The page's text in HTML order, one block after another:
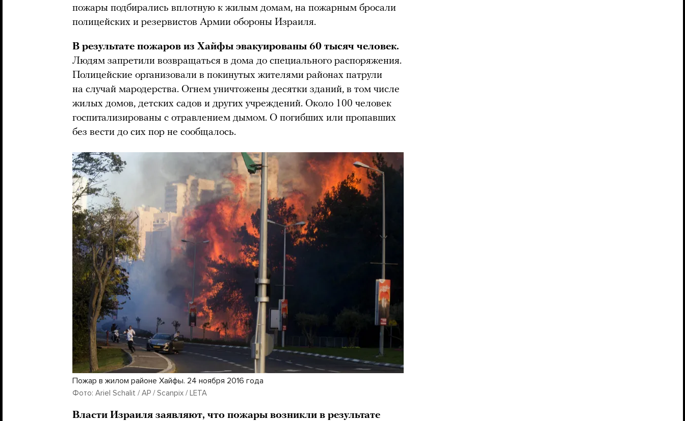
пожары подбирались вплотную к жилым домам, на пожарным бросали
полицейских и резервистов Армии обороны Израиля.
В результате пожаров из Хайфы эвакуированы 60 тысяч человек.
Людям запретили возвращаться в дома до специального распоряжения.
Полицейские организовали в покинутых жителями районах патрули
на случай мародерства. Огнем уничтожены десятки зданий, в том числе
жилых домов, детских садов и других учреждений. Около 100 человек
госпитализированы с отравлением дымом. О погибших или пропавших
без вести до сих пор не сообщалось.
Пожар в жилом районе Хайфы. 24 ноября 2016 года
Фото: Ariel Schalit / AP / Scanpix / LETA
Власти Израиля заявляют, что пожары возникли в результате